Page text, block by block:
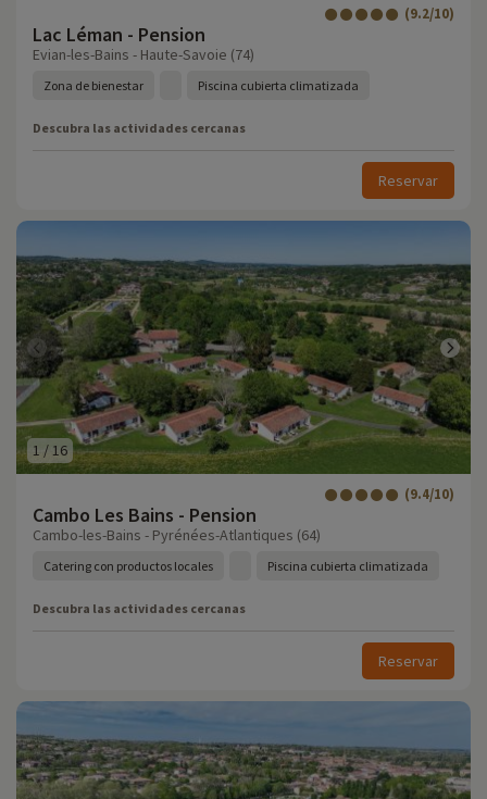
Lac Léman - Pension
(9.2/10)
Evian-les-Bains - Haute-Savoie (74)
Zona de bienestar Piscina cubierta climatizada
Descubra las actividades cercanas
Reservar
1 / 16
Cambo Les Bains - Pension
(9.4/10)
Cambo-les-Bains - Pyrénées-Atlantiques (64)
Catering con productos locales Piscina cubierta climatizada
Descubra las actividades cercanas
Reservar